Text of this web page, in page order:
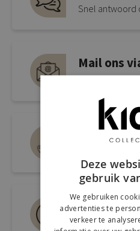
Snel antwoord
Mail ons
Route
Bel ons
Spreek een
Deze
gebruik
We gebruiken
advertenties te
verkeer te